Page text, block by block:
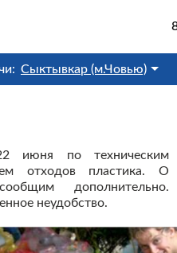
Сыктывкар (м.Човью)
июня по техническим
отходов пластика. О
дополнительно.
неудобство.